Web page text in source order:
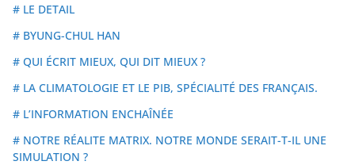
# LE DETAIL
# BYUNG-CHUL HAN
# QUI ÉCRIT MIEUX, QUI DIT MIEUX ?
# LA CLIMATOLOGIE ET LE PIB, SPÉCIALITÉ DES FRANÇAIS.
# L’INFORMATION ENCHAÎNÉE
# NOTRE RÉALITE MATRIX. NOTRE MONDE SERAIT-T-IL UNE
SIMULATION ?